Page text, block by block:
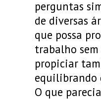
perguntas
de diversas
que possa
trabalho sem
propiciar
equilibrando
O que